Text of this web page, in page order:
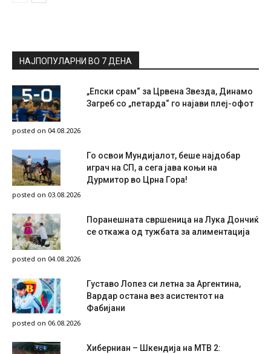
НАЈПОПУЛАРНИ ВО 7 ДЕНА
„Епски срам“ за Црвена Звезда, Динамо
Загреб со „петарда“ го најави плеј-офот
posted on 04.08.2026
Го освои Мундијалот, беше најдобар
играч на СП, а сега јава коњи на
Дурмитор во Црна Гора!
posted on 03.08.2026
Поранешната свршеница на Лука Дончиќ
се откажа од тужбата за алиментација
posted on 04.08.2026
Густаво Лопез си летна за Аргентина,
Вардар остана вез асистентот на
Фабијани
posted on 06.08.2026
Хиберниан – Шкендија на МТВ 2: